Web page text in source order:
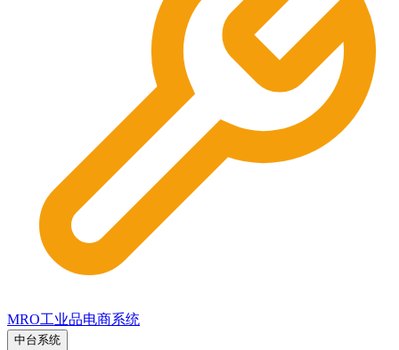
MRO工业品电商系统
中台系统